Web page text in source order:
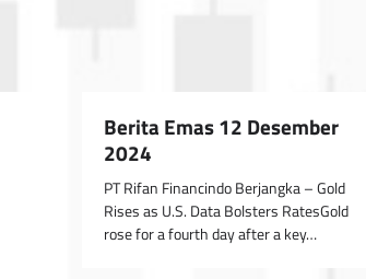
Berita Emas 12 Desember
2024
PT Rifan Financindo Berjangka – Gold
Rises as U.S. Data Bolsters RatesGold
rose for a fourth day after a key…